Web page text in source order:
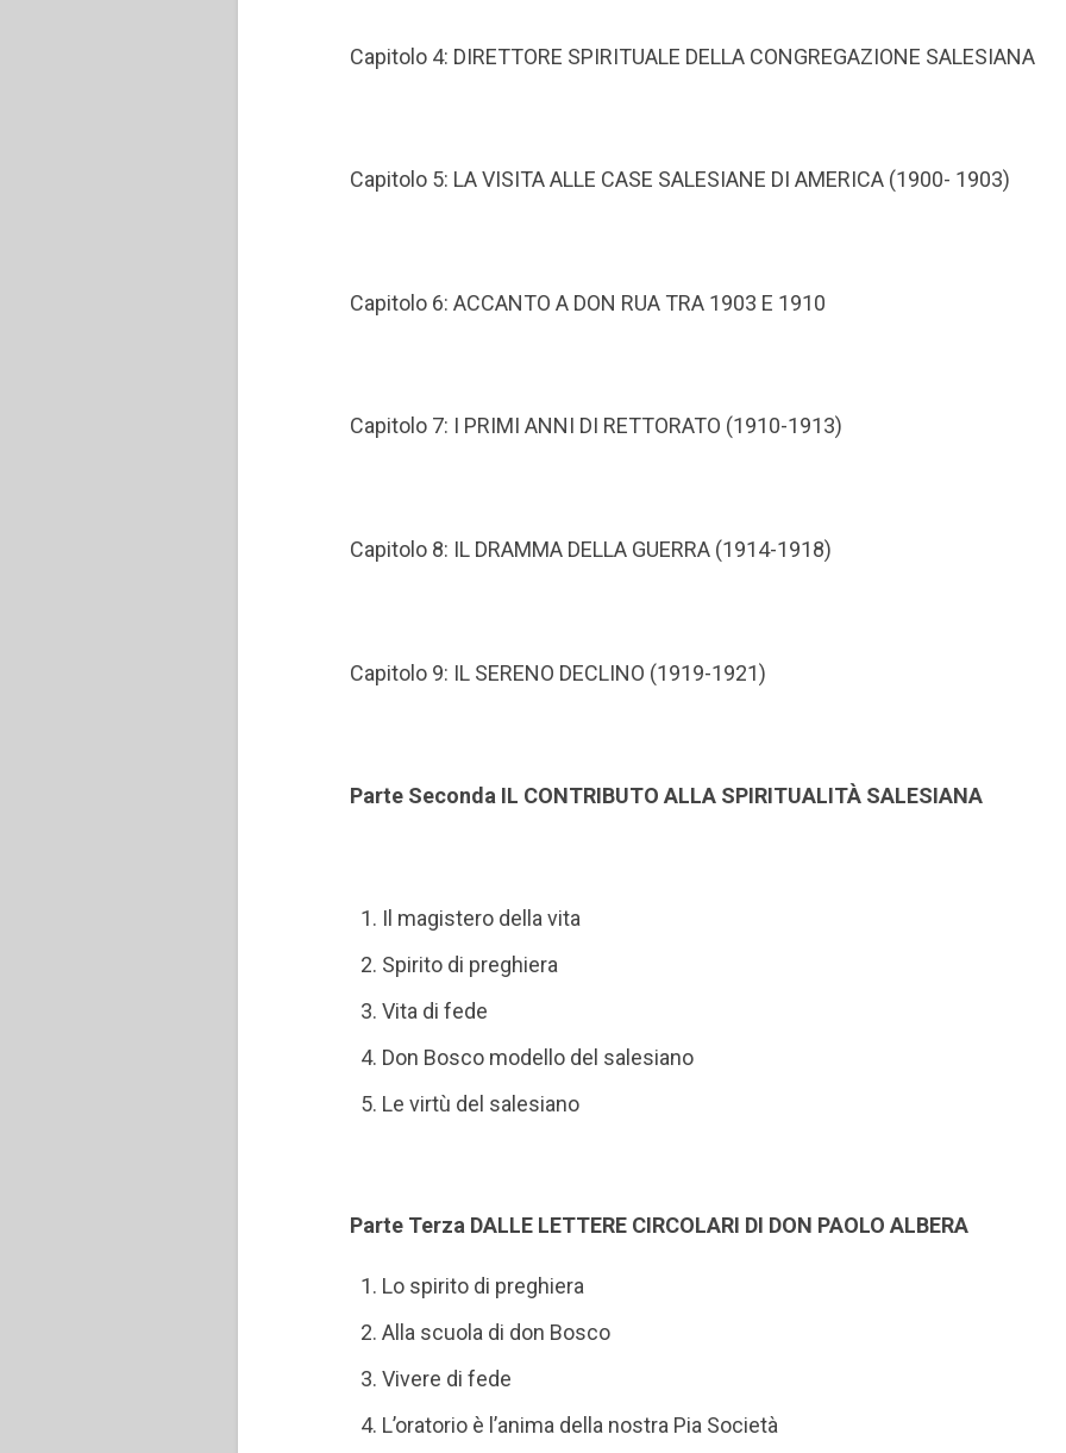
Capitolo 4: DIRETTORE SPIRITUALE DELLA CONGREGAZIONE SALESIANA
Capitolo 5: LA VISITA ALLE CASE SALESIANE DI AMERICA (1900- 1903)
Capitolo 6: ACCANTO A DON RUA TRA 1903 E 1910
Capitolo 7: I PRIMI ANNI DI RETTORATO (1910-1913)
Capitolo 8: IL DRAMMA DELLA GUERRA (1914-1918)
Capitolo 9: IL SERENO DECLINO (1919-1921)
Parte Seconda IL CONTRIBUTO ALLA SPIRITUALITÀ SALESIANA
Il magistero della vita
Spirito di preghiera
Vita di fede
Don Bosco modello del salesiano
Le virtù del salesiano
Parte Terza DALLE LETTERE CIRCOLARI DI DON PAOLO ALBERA
Lo spirito di preghiera
Alla scuola di don Bosco
Vivere di fede
L’oratorio è l’anima della nostra Pia Società